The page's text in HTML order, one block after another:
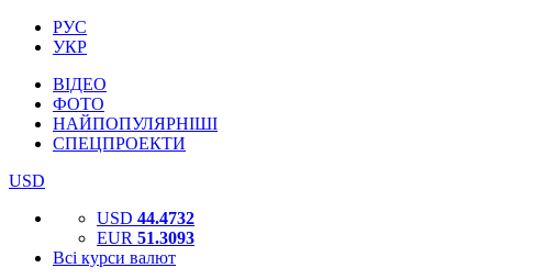
РУС
УКР
ВІДЕО
ФОТО
НАЙПОПУЛЯРНІШІ
СПЕЦПРОЕКТИ
USD
USD 44.4732
EUR 51.3093
Всі курси валют